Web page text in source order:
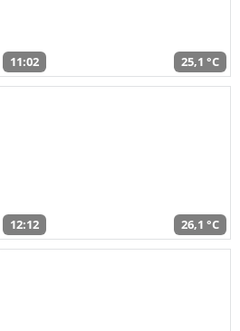
11:02 25,1 °C
12:12 26,1 °C